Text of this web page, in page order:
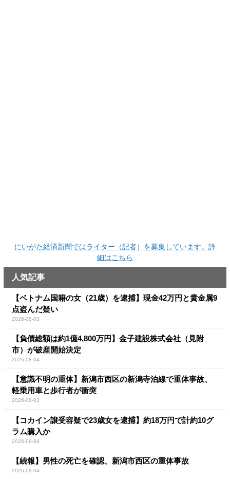
にいがた経済新聞ではライター（記者）を募集しています。詳
細はこちら
人気記事
【ベトナム国籍の女（21歳）を逮捕】現金42万円と貴金属9
点盗んだ疑い
2026-08-03
【負債総額は約1億4,800万円】金子建設株式会社（見附
市）が破産開始決定
2026-08-04
【意識不明の重体】新潟市西区の新潟寺泊線で重体事故、
軽乗用車と歩行者が衝突
2026-08-03
【コカイン譲受容疑で23歳女を逮捕】約18万円で計約10グ
ラム購入か
2026-08-04
【続報】男性の死亡を確認、新潟市西区の重体事故
2026-08-04